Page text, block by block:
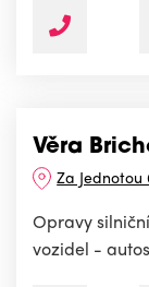
Věra
Za Jednotou
Opravy
vozidel -